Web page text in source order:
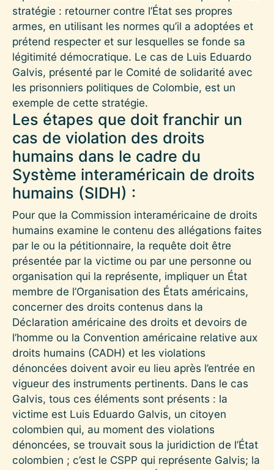
stratégie : retourner contre l’État ses propres
armes, en utilisant les normes qu’il a adoptées et
prétend respecter et sur lesquelles se fonde sa
légitimité démocratique. Le cas de Luis Eduardo
Galvis, présenté par le Comité de solidarité avec
les prisonniers politiques de Colombie, est un
exemple de cette stratégie.
Les étapes que doit franchir un
cas de violation des droits
humains dans le cadre du
Système interaméricain de droits
humains (SIDH) :
Pour que la Commission interaméricaine de droits
humains examine le contenu des allégations faites
par le ou la pétitionnaire, la requête doit être
présentée par la victime ou par une personne ou
organisation qui la représente, impliquer un État
membre de l’Organisation des États américains,
concerner des droits contenus dans la
Déclaration américaine des droits et devoirs de
l’homme ou la Convention américaine relative aux
droits humains (CADH) et les violations
dénoncées doivent avoir eu lieu après l’entrée en
vigueur des instruments pertinents. Dans le cas
Galvis, tous ces éléments sont présents : la
victime est Luis Eduardo Galvis, un citoyen
colombien qui, au moment des violations
dénoncées, se trouvait sous la juridiction de l’État
colombien ; c’est le CSPP qui représente Galvis; la